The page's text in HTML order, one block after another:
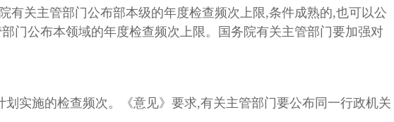
关主管部门公布部本级的年度检查频次上限,条件成熟的,也可以公
门公布本领域的年度检查频次上限。国务院有关主管部门要加强对
实施的检查频次。《意见》要求,有关主管部门要公布同一行政机关